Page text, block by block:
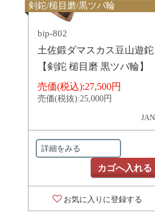
剣鉈/槌目磨/黒ツバ輪
bip-802
土佐鍛ダマスカス豆山遊鉈
【剣鉈 槌目磨 黒ツバ輪】
売価(税込):27,500円
売価(税抜):25,000円
詳細をみる
カゴへ入れる
お気に入りに登録する